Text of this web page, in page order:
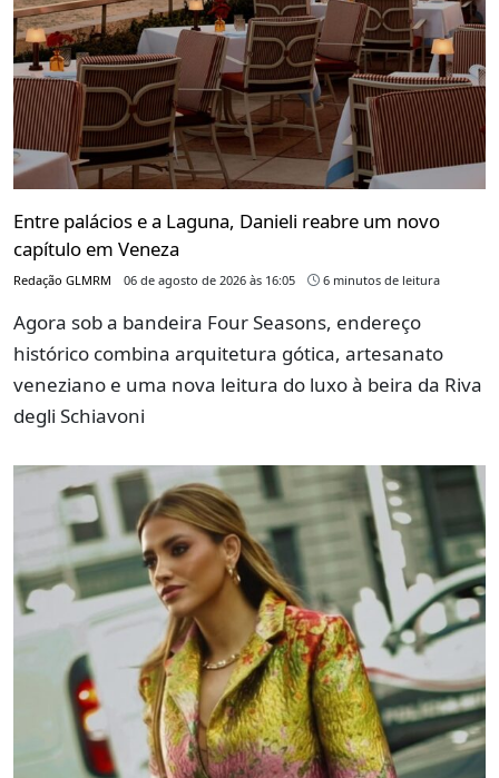
Entre palácios e a Laguna, Danieli reabre um novo
capítulo em Veneza
Redação GLMRM 06 de agosto de 2026 às 16:05 6 minutos de leitura
Agora sob a bandeira Four Seasons, endereço
histórico combina arquitetura gótica, artesanato
veneziano e uma nova leitura do luxo à beira da Riva
degli Schiavoni